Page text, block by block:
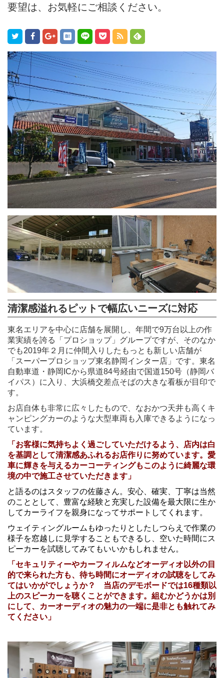
要望は、お気軽にご相談ください。
清潔感溢れるピットで幅広いニーズに対応
東名エリアを中心に店舗を展開し、年間で9万台以上の作
業実績を誇る「プロショップ」グループですが、そのなか
でも2019年２月に仲間入りしたもっとも新しい店舗が
「スーパープロショップ東名静岡インター店」です。東名
自動車道・静岡ICから県道84号経由で国道150号（静岡バ
イパス）に入り、大浜橋交差点そばの大きな看板が目印で
す。
お店自体も非常に広々したもので、なおかつ天井も高くキ
ャンピングカーのような大型車両も入庫できるようになっ
ています。
「お客様に気持ちよく過ごしていただけるよう、店内は白
を基調として清潔感あふれるお店作りに努めています。愛
車に輝きを与えるカーコーティングもこのように綺麗な環
境の中で施工させていただきます」
と語るのはスタッフの佐藤さん。安心、確実、丁寧は当然
のこととして、豊富な経験と充実した設備を最大限に生か
してカーライフを親身になってサポートしてくれます。
ウェイティングルームもゆったりとしたしつらえで作業の
様子を窓越しに見学することもできるし、空いた時間にス
ピーカーを試聴してみてもいいかもしれません。
「セキュリティーやカーフィルムなどオーディオ以外の目
的で来られた方も、待ち時間にオーディオの試聴をしてみ
てはいかがでしょうか？ 当店のデモボードでは16種類以
上のスピーカーを聴くことができます。組むかどうかは別
にして、カーオーディオの魅力の一端に是非とも触れてみ
てください」